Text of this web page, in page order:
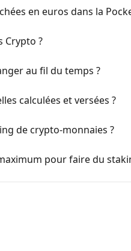
en euros dans la
Crypto ?
au fil du temps ?
calculées et versées ?
de crypto-monnaies ?
pour faire du